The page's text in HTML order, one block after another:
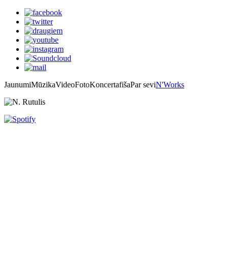
JaunumiMūzikaVideoFotoKoncertafišaPar seviN'Works